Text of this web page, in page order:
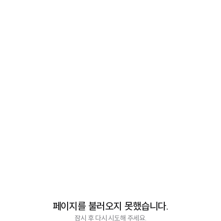
페이지를 불러오지 못했습니다.
잠시 후 다시 시도해 주세요.